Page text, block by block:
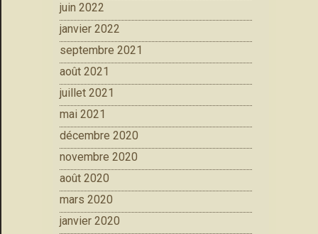
juin 2022
janvier 2022
septembre 2021
août 2021
juillet 2021
mai 2021
décembre 2020
novembre 2020
août 2020
mars 2020
janvier 2020